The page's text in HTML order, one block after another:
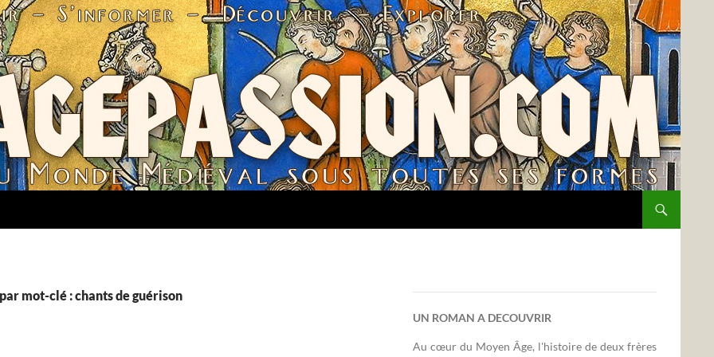
mot-clé : chants de guérison
UN ROMAN A DECOUVRIR
Au cœur du Moyen Âge, l'histoire de deux frères